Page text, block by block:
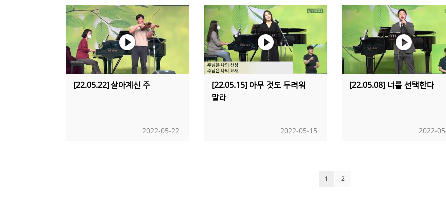
[22.05.22] 살아계신 주
2022-05-22
[22.05.15] 아무 것도 두려워
말라
2022-05-15
[22.05.08] 너를 선택한다
2022-
1 2